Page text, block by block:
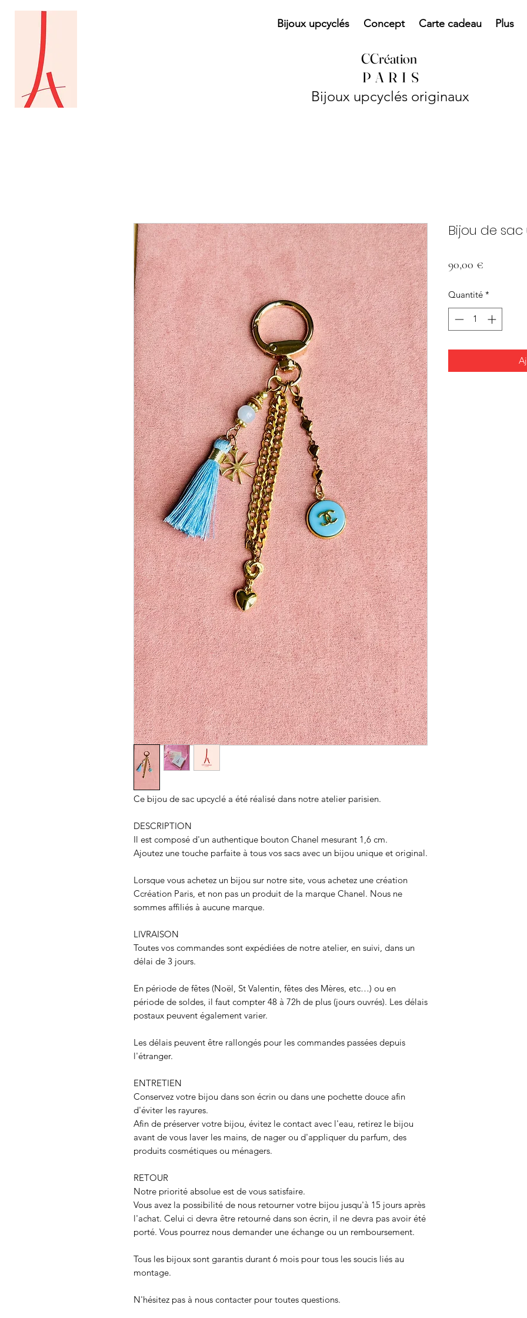
Bijoux upcyclés Concept Carte cadeau Plus
CCréation
P A R I S
Bijoux upcyclés originaux
Ce bijou de sac upcyclé a été réalisé dans notre atelier parisien.
DESCRIPTION
Il est composé d'un authentique bouton Chanel mesurant 1,6 cm.
Ajoutez une touche parfaite à tous vos sacs avec un bijou unique et original.
Lorsque vous achetez un bijou sur notre site, vous achetez une création
Ccréation Paris, et non pas un produit de la marque Chanel. Nous ne
sommes affiliés à aucune marque.
LIVRAISON
Toutes vos commandes sont expédiées de notre atelier, en suivi, dans un
délai de 3 jours.
En période de fêtes (Noël, St Valentin, fêtes des Mères, etc…) ou en
période de soldes, il faut compter 48 à 72h de plus (jours ouvrés). Les délais
postaux peuvent également varier.
Les délais peuvent être rallongés pour les commandes passées depuis
l'étranger.
ENTRETIEN
Conservez votre bijou dans son écrin ou dans une pochette douce afin
d'éviter les rayures.
Afin de préserver votre bijou, évitez le contact avec l'eau, retirez le bijou
avant de vous laver les mains, de nager ou d'appliquer du parfum, des
produits cosmétiques ou ménagers.
RETOUR
Notre priorité absolue est de vous satisfaire.
Vous avez la possibilité de nous retourner votre bijou jusqu'à 15 jours après
l'achat. Celui ci devra être retourné dans son écrin, il ne devra pas avoir été
porté. Vous pourrez nous demander une échange ou un remboursement.
Tous les bijoux sont garantis durant 6 mois pour tous les soucis liés au
montage.
N'hésitez pas à nous contacter pour toutes questions.
Bijou de
90,00 €
Quantité *